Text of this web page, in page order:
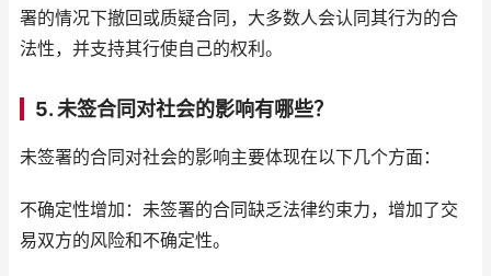
署的情况下撤回或质疑合同，大多数人会认同其行为的合
法性，并支持其行使自己的权利。
5. 未签合同对社会的影响有哪些？
未签署的合同对社会的影响主要体现在以下几个方面：
不确定性增加：未签署的合同缺乏法律约束力，增加了交
易双方的风险和不确定性。